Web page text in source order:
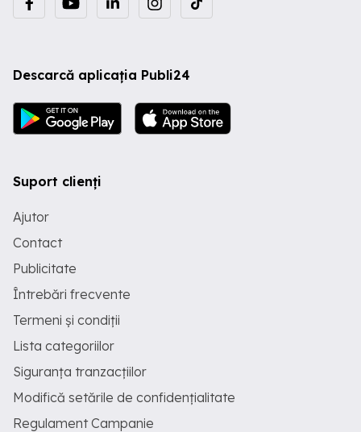
Descarcă aplicația Publi24
Suport clienți
Ajutor
Contact
Publicitate
Întrebări frecvente
Termeni și condiții
Lista categoriilor
Siguranța tranzacțiilor
Modifică setările de confidențialitate
Regulament Campanie